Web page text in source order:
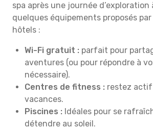
spa après une journée d’exploration
quelques équipements proposés
hôtels :
Wi-Fi gratuit : parfait pour
aventures (ou pour répondre à
nécessaire).
Centres de fitness : restez actif
vacances.
Piscines : Idéales pour se
détendre au soleil.